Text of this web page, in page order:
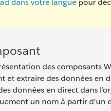
dans votre langue pour
des composants
et extraire des données en
données en direct dans
un nom à partir d’un